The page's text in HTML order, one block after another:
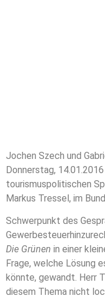
Jochen Szech und
Donnerstag,
tourismuspolitischen
Markus Tressel, im
Schwerpunkt des
Die Grünen in einer
Frage, welche Lösung
könnte, gewandt. Herr
diesem Thema nicht